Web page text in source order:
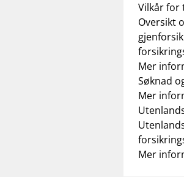
Vilkår for
Oversikt
Mer
Søknad
Mer
Mer